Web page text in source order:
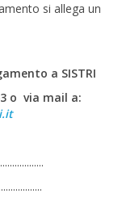
si allega un
a SISTRI
o via mail a: